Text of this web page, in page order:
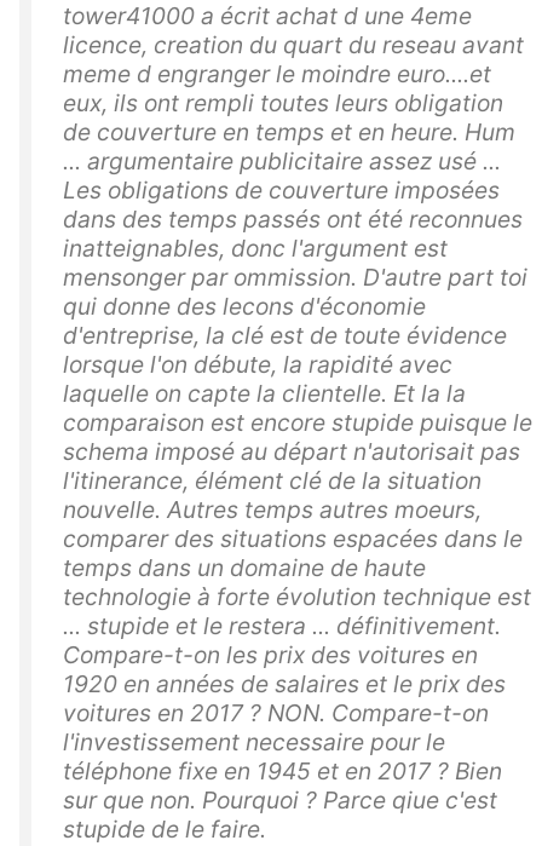
tower41000 a écrit achat d une 4eme
licence, creation du quart du reseau avant
meme d engranger le moindre euro....et
eux, ils ont rempli toutes leurs obligation
de couverture en temps et en heure. Hum
... argumentaire publicitaire assez usé ...
Les obligations de couverture imposées
dans des temps passés ont été reconnues
inatteignables, donc l'argument est
mensonger par ommission. D'autre part toi
qui donne des lecons d'économie
d'entreprise, la clé est de toute évidence
lorsque l'on débute, la rapidité avec
laquelle on capte la clientelle. Et la la
comparaison est encore stupide puisque le
schema imposé au départ n'autorisait pas
l'itinerance, élément clé de la situation
nouvelle. Autres temps autres moeurs,
comparer des situations espacées dans le
temps dans un domaine de haute
technologie à forte évolution technique est
... stupide et le restera ... définitivement.
Compare-t-on les prix des voitures en
1920 en années de salaires et le prix des
voitures en 2017 ? NON. Compare-t-on
l'investissement necessaire pour le
téléphone fixe en 1945 et en 2017 ? Bien
sur que non. Pourquoi ? Parce qiue c'est
stupide de le faire.